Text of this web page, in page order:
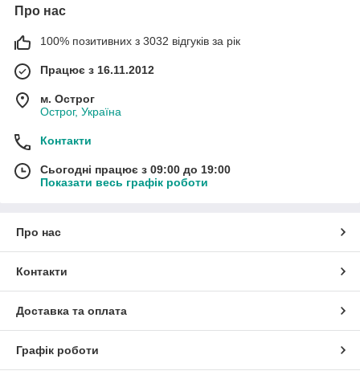
Про нас
100% позитивних з 3032 відгуків за рік
Працює з 16.11.2012
м. Острог
Острог, Україна
Контакти
Сьогодні працює з 09:00 до 19:00
Показати весь графік роботи
Про нас
Контакти
Доставка та оплата
Графік роботи